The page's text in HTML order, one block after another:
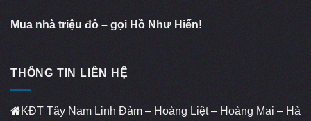
Mua nhà triệu đô – gọi Hồ Như Hiển!
THÔNG TIN LIÊN HỆ
KĐT Tây Nam Linh Đàm – Hoàng Liệt – Hoàng Mai – Hà